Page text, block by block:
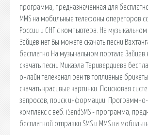
программа, предназначенная для
MMS на мобильные телефоны операторов
России и СНГ с компьютера. На
Зайцев.нет Вы можете скачать песни
бесплатно На музыкальном портале
скачать песни Микаэла Таривердиева
онлайн телеканал рен тв топливные
скачать красивые картинки. Поисковая
запросов, поиск информации.
комплекс с веб. iSendSMS - программа,
бесплатной отправки SMS и MMS на